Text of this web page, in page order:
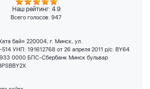
Наш рейтинг: 4.9
Всего голосов: 947
бай» 220004, г. Минск, ул.
514 УНП: 191612768 от 26 апреля 2011 р/с: BY64
0000 БПС-Сбербанк Минск бульвар